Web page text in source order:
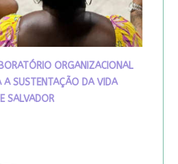
ORGANIZACIONAL
A SUSTENTAÇÃO DA VIDA
SALVADOR